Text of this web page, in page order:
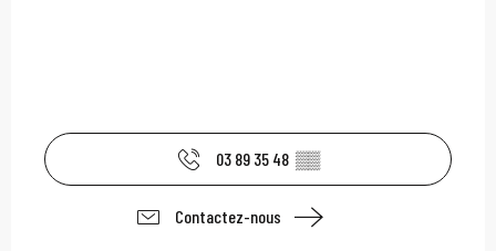
03 89 35 48 ▒▒
Contactez-nous